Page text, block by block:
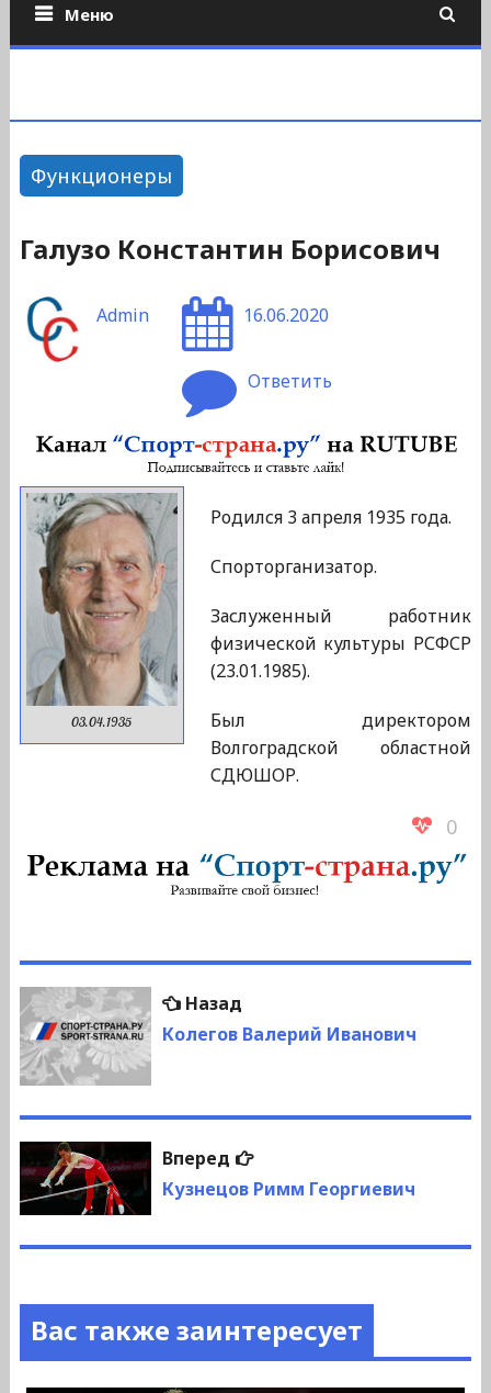
Меню
Функционеры
Галузо Константин Борисович
Admin 16.06.2020
Ответить
03.04.1935
Родился 3 апреля 1935 года.
Спорторганизатор.
Заслуженный работник
физической культуры РСФСР
(23.01.1985).
Был директором
Волгоградской областной
СДЮШОР.
0
Навигация
по
записям
НазадПредыдущая
запись:
Колегов Валерий Иванович
Вперед
Следующая
запись:
Кузнецов Римм Георгиевич
Вас также заинтересует